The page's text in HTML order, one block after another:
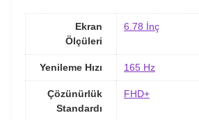
Ekran
Ölçüleri
6.78 İnç
Yenileme Hızı 165 Hz
Çözünürlük
Standardı
FHD+